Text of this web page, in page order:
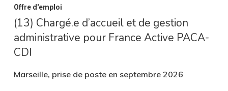
Offre d'emploi
(13) Chargé.e d’accueil et de gestion
administrative pour France Active PACA-
CDI
Marseille, prise de poste en septembre 2026